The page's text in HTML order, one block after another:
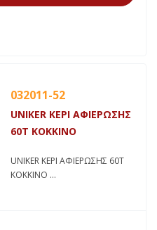
032011-52
UNIKER ΚΕΡΙ ΑΦΙΕΡΩΣΗΣ
60Τ ΚΟΚΚΙΝΟ
UNIKER ΚΕΡΙ ΑΦΙΕΡΩΣΗΣ 60Τ
ΚΟΚΚΙΝΟ